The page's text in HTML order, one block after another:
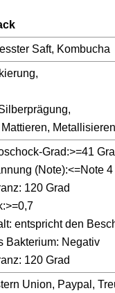
Saft, Kombucha
Metallisieren
Grad:>=41
(Note):<=Note 4
120 Grad
entspricht den
Bakterium: Negativ
120 Grad
Union, Paypal,